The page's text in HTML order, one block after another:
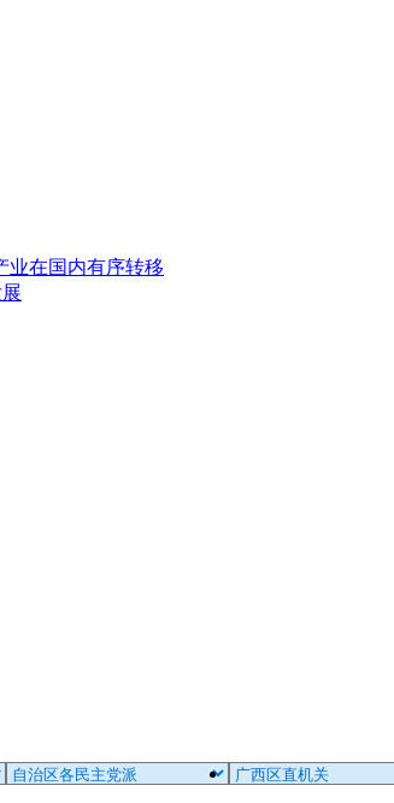
业在国内有序转移